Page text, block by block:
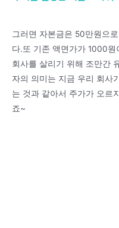
그러면 자본금은 50만원으
다.또 기존 액면가가 1000
회사를 살리기 위해 조만간
자의 의미는 지금 우리 회사
는 것과 같아서 주가가 오르
죠~